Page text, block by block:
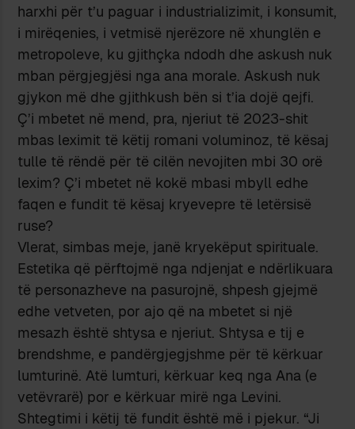
harxhi për t’u paguar i industrializimit, i konsumit,
i mirëqenies, i vetmisë njerëzore në xhunglën e
metropoleve, ku gjithçka ndodh dhe askush nuk
mban përgjegjësi nga ana morale. Askush nuk
gjykon më dhe gjithkush bën si t’ia dojë qejfi.
Ç’i mbetet në mend, pra, njeriut të 2023-shit
mbas leximit të këtij romani voluminoz, të kësaj
tulle të rëndë për të cilën nevojiten mbi 30 orë
lexim? Ç’i mbetet në kokë mbasi mbyll edhe
faqen e fundit të kësaj kryevepre të letërsisë
ruse?
Vlerat, simbas meje, janë kryekëput spirituale.
Estetika që përftojmë nga ndjenjat e ndërlikuara
të personazheve na pasurojnë, shpesh gjejmë
edhe vetveten, por ajo që na mbetet si një
mesazh është shtysa e njeriut. Shtysa e tij e
brendshme, e pandërgjegjshme për të kërkuar
lumturinë. Atë lumturi, kërkuar keq nga Ana (e
vetëvrarë) por e kërkuar mirë nga Levini.
Shtegtimi i këtij të fundit është më i pjekur. “Ji